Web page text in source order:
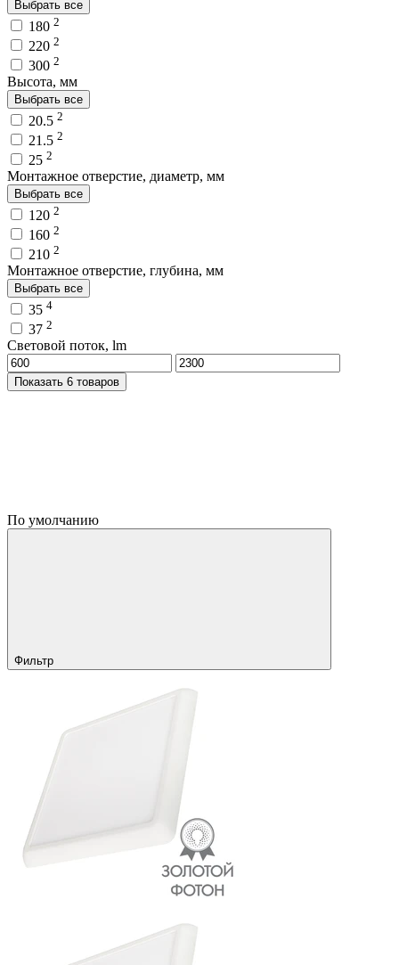
Выбрать все
180 2
220 2
300 2
Высота, мм
Выбрать все
20.5 2
21.5 2
25 2
Монтажное отверстие, диаметр, мм
Выбрать все
120 2
160 2
210 2
Монтажное отверстие, глубина, мм
Выбрать все
35 4
37 2
Световой поток, lm
Показать 6 товаров
По умолчанию
Фильтр